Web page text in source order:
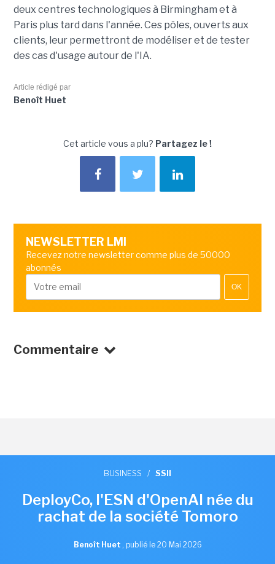
deux centres technologiques à Birmingham et à
Paris plus tard dans l'année. Ces pôles, ouverts aux
clients, leur permettront de modéliser et de tester
des cas d'usage autour de l'IA.
Article rédigé par
Benoît Huet
Cet article vous a plu? Partagez le !
NEWSLETTER LMI
Recevez notre newsletter comme plus de 50000
abonnés
OK
Commentaire
BUSINESS / SSII
DeployCo, l'ESN d'OpenAI née du
rachat de la société Tomoro
Benoît Huet , publié le 20 Mai 2026